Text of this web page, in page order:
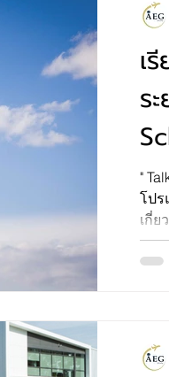
เ
ร
" Talk
โปร
เกี่ย